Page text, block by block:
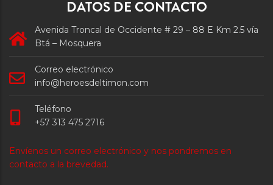
DATOS DE CONTACTO
Avenida Troncal de Occidente # 29 – 88 E Km 2.5 vía
Btá – Mosquera
Correo electrónico
info@heroesdeltimon.com
Teléfono
+57 313 475 2716
Envíenos un correo electrónico y nos pondremos en
contacto a la brevedad.